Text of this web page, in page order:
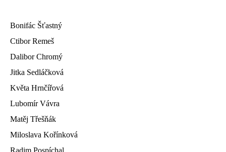
Bonifác Šťastný
Ctibor Remeš
Dalibor Chromý
Jitka Sedláčková
Květa Hrnčířová
Lubomír Vávra
Matěj Třešňák
Miloslava Kořínková
Radim Pospíchal